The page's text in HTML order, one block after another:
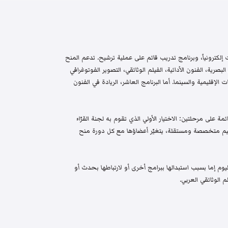
وبرنامج تدريب قائم على عملية ترشيح. تدعم المنح
الفنون الأدائية، الفيلم الوثائقي، التصوير الفوتوغرافي
والسينما. أما البرنامج العاشر، الريادة في الفنون
قائمة على مرحلتين: الاختيار الأولي الذي تقوم به لجنة القرّاء
متخصصة ومستقلة، يتغيّر أعضاؤها مع كل دورة منح
إما بسبب استبدالها ببرامج أخرى أو لارتباطها بحدث أو
الوثائقي العربي.